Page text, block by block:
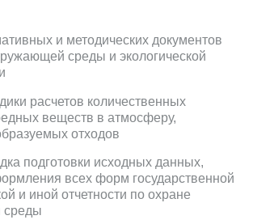
и методических документов
среды и экологической
расчетов количественных
веществ в атмосферу,
отходов
подготовки исходных данных,
всех форм государственной
и иной отчетности по охране
среды